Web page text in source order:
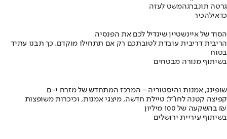
גרטה תונברגהמשט לעזה
כדאילהכיר
הסוד של איינשטיין שיגדיל לכם את הפנסיה
הריבית דריבית עובדת לטובתכם רק אם תתחילו מוקדם. כך תבנו עתיד
בטוח
בשיתוף מנורה מבטחים
שופינג, אמנות והיסטוריה - המרכז המתחדש של מזרח י-ם
קפיצה קטנה לחו"ל: טיילת חדשה, מיצגי אמנות, וכיכרות משופצות
בהשקעה של 100 מיליון ₪
בשיתוף עיריית ירושלים